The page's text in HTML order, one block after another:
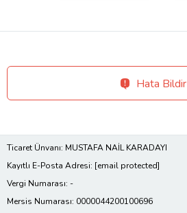
Hata Bildir
Ticaret Ünvanı: MUSTAFA NAİL KARADAYI
Kayıtlı E-Posta Adresi: [email protected]
Vergi Numarası: -
Mersis Numarası: 0000044200100696